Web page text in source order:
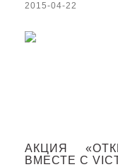
2015-04-22
АКЦИЯ
ВМЕСТЕ С